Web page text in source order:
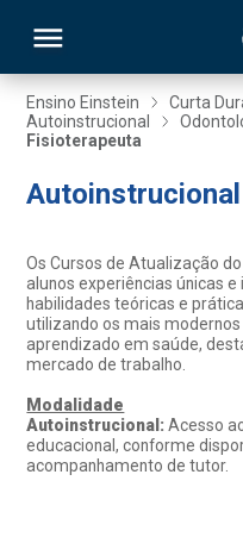
Ensino Einstein Curta
Autoinstrucional
Fisioterapeuta
Autoinstrucional
Os Cursos de Atualização
alunos experiências únicas
habilidades teóricas e
utilizando os mais
aprendizado em saúde,
mercado de trabalho.
Modalidade
Autoinstrucional:Acesso
educacional, conforme
acompanhamento de tutor.